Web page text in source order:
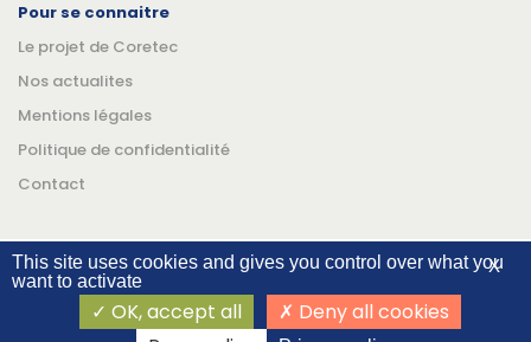
Pour se connaitre
Le projet de Coretec
Nos actualites
Mentions légales
Politique de confidentialité
Contact
Suivez-nous
©Coretec 2026
X
This site uses cookies and gives you control over what you
want to activate
OK, accept all
Deny all cookies